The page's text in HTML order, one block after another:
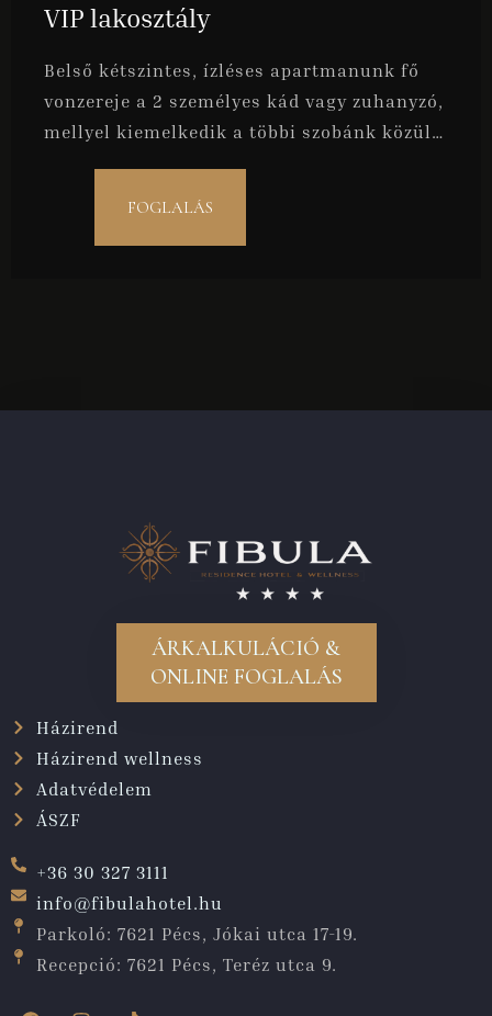
VIP lakosztály
Belső kétszintes, ízléses apartmanunk fő
vonzereje a 2 személyes kád vagy zuhanyzó,
mellyel kiemelkedik a többi szobánk közül.
FOGLALÁS
ÁRKALKULÁCIÓ &
ONLINE FOGLALÁS
Házirend
Házirend wellness
Adatvédelem
ÁSZF
+36 30 327 3111
info@fibulahotel.hu
Parkoló: 7621 Pécs, Jókai utca 17-19.
Recepció: 7621 Pécs, Teréz utca 9.